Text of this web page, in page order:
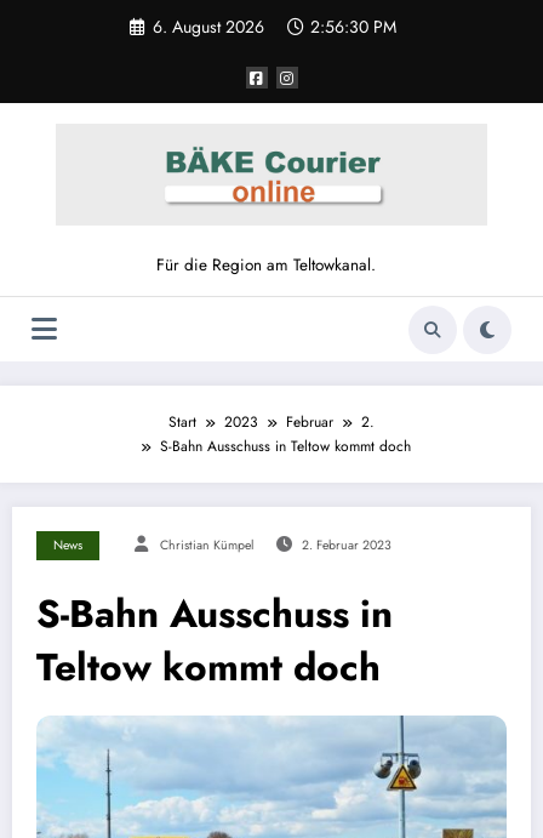
6. August 2026 2:56:31 PM
Für die Region am Teltowkanal.
Start 2023 Februar
2.
S-Bahn Ausschuss in Teltow kommt doch
News Christian Kümpel 2. Februar 2023
S-Bahn Ausschuss in
Teltow kommt doch